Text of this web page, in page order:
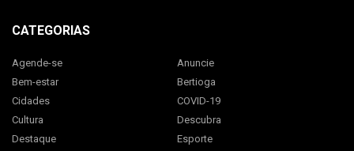
CATEGORIAS
Agende-se
Anuncie
Bem-estar
Bertioga
Cidades
COVID-19
Cultura
Descubra
Destaque
Esporte